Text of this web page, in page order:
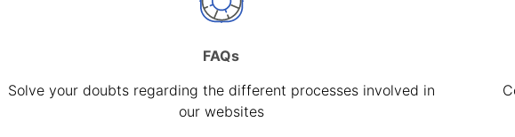
FAQs
Solve your doubts regarding the different processes involved in
our websites